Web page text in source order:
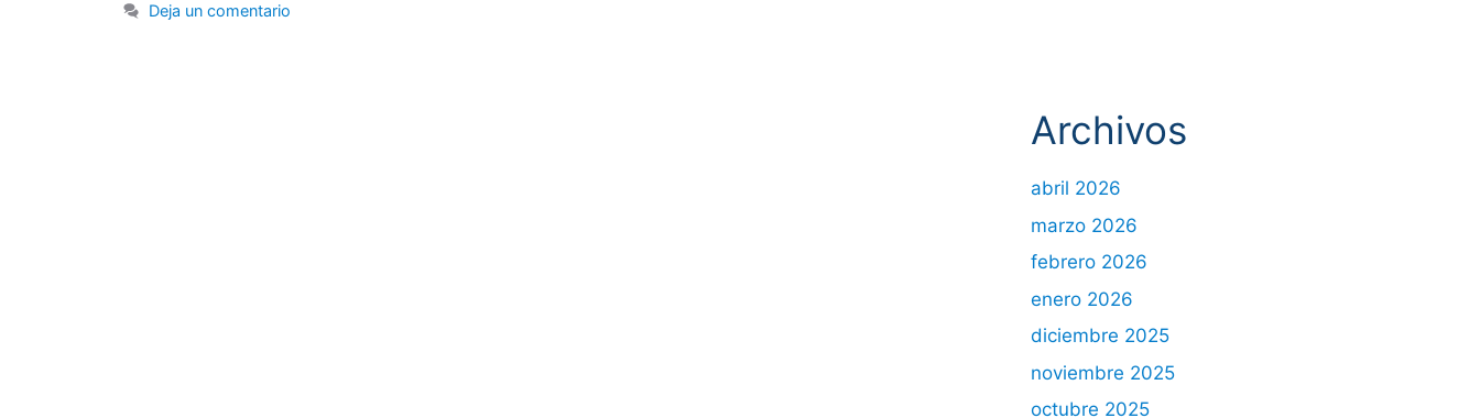
Deja un comentario
Archivos
abril 2026
marzo 2026
febrero 2026
enero 2026
diciembre 2025
noviembre 2025
octubre 2025